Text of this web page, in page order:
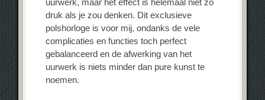
uurwerk, maar het effect is helemaal niet zo
druk als je zou denken. Dit exclusieve
polshorloge is voor mij, ondanks de vele
complicaties en functies toch perfect
gebalanceerd en de afwerking van het
uurwerk is niets minder dan pure kunst te
noemen.